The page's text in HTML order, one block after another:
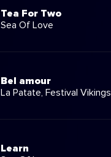
Tea For Two
Sea Of Love
Bel amour
La Patate, Festival Vikings
Learn